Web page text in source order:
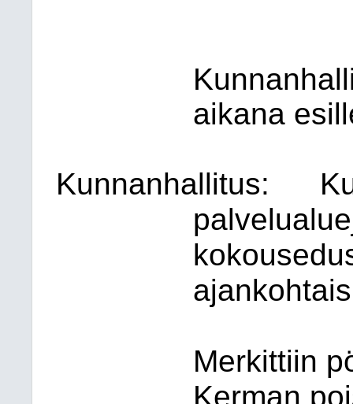
aikana
Kunnanhallitus:
Merkittiin
Kerman